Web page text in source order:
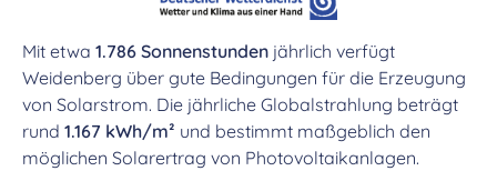
Mit etwa 1.786 Sonnenstunden jährlich verfügt
Weidenberg über gute Bedingungen für die Erzeugung
von Solarstrom. Die jährliche Globalstrahlung beträgt
rund 1.167 kWh/m² und bestimmt maßgeblich den
möglichen Solarertrag von Photovoltaikanlagen.